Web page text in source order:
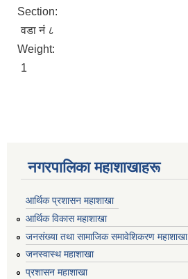
Section:
वडा नं ८
Weight:
1
नगरपालिका महाशाखाहरू
आर्थिक प्रशासन महाशाखा
आर्थिक विकास महाशाखा
जनसंख्या तथा सामाजिक समावेशिकरण महाशाखा
जनस्वास्थ महाशाखा
प्रशासन महाशाखा